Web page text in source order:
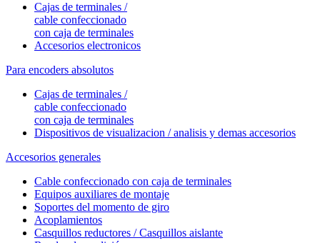
Cajas de terminales /
cable confeccionado
con caja de terminales
Accesorios electronicos
Para encoders absolutos
Cajas de terminales /
cable confeccionado
con caja de terminales
Dispositivos de visualizacion / analisis y demas accesorios
Accesorios generales
Cable confeccionado con caja de terminales
Equipos auxiliares de montaje
Soportes del momento de giro
Acoplamientos
Casquillos reductores / Casquillos aislante